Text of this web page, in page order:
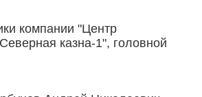
компании "Центр
казна-1", головной